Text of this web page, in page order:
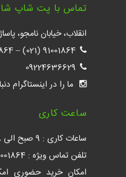
تماس با پت شاپ
انقلاب، خیابان نامجو،
91001864 (021)
–
09224636629
ما را در اینستاگرام
ساعت کاری
ساعات کاری : 9 صبح الی 18 و پنجشنبه ها 9 صبح الی 14
تلفن تماس ویژه : 91001864 (021)
امکان خرید حضوری